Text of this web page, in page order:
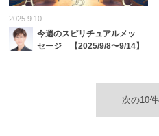
2025.9.10
今週のスピリチュアルメッ
セージ 【2025/9/8〜9/14】